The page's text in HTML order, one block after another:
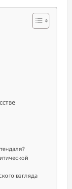
взгляда